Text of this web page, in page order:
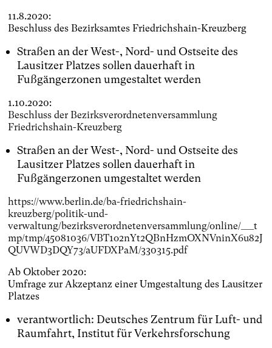
11.8.2020:
Beschluss des Bezirksamtes Friedrichshain-Kreuzberg
Straßen an der West-, Nord- und Ostseite des
Lausitzer Platzes sollen dauerhaft in
Fußgängerzonen umgestaltet werden
1.10.2020:
Beschluss der Bezirksverordnetenversammlung
Friedrichshain-Kreuzberg
Straßen an der West-, Nord- und Ostseite des
Lausitzer Platzes sollen dauerhaft in
Fußgängerzonen umgestaltet werden
https://www.berlin.de/ba-friedrichshain-
kreuzberg/politik-und-
verwaltung/bezirksverordnetenversammlung/online/___t
mp/tmp/45081036/VBT1o2nYt2QBnHzmOXNVninX6u82J
QUVWD3DQY73/aUFDXPaM/330315.pdf
Ab Oktober 2020:
Umfrage zur Akzeptanz einer Umgestaltung des Lausitzer
Platzes
verantwortlich: Deutsches Zentrum für Luft- und
Raumfahrt, Institut für Verkehrsforschung